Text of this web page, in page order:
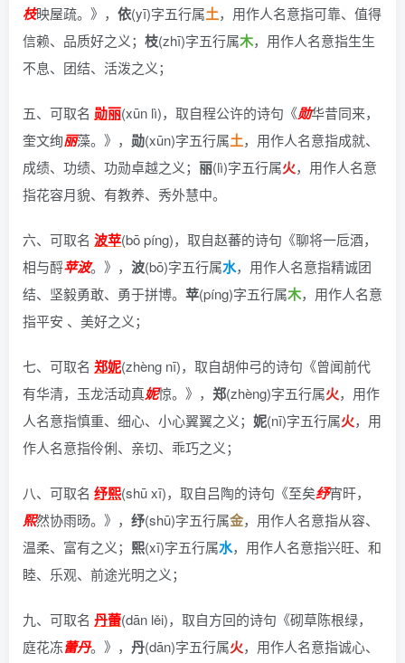
枝映屋疏。》 ， 依(yī)字五行属土，用作人名意指可靠、值得
信赖、品质好之义； 枝(zhī)字五行属木，用作人名意指生生
不息、团结、活泼之义；
五、可取名 勋丽(xūn lì)， 取自程公许的诗句《勋华昔同来，
奎文绚丽藻。》 ， 勋(xūn)字五行属土，用作人名意指成就、
成绩、功绩、功勋卓越之义； 丽(lì)字五行属火，用作人名意
指花容月貌、有教养、秀外慧中。
六、可取名 波苹(bō píng)， 取自赵蕃的诗句《聊将一卮酒，
相与酹苹波。》 ， 波(bō)字五行属水，用作人名意指精诚团
结、坚毅勇敢、勇于拼博。 苹(píng)字五行属木，用作人名意
指平安 、美好之义；
七、可取名 郑妮(zhèng nī)， 取自胡仲弓的诗句《曾闻前代
有华清，玉龙活动真妮惊。》 ， 郑(zhèng)字五行属火，用作
人名意指慎重、细心、小心翼翼之义； 妮(nī)字五行属火，用
作人名意指伶俐、亲切、乖巧之义；
八、可取名 纾熙(shū xī)， 取自吕陶的诗句《至矣纾宵旰，
熙然协雨旸。》 ， 纾(shū)字五行属金，用作人名意指从容、
温柔、富有之义； 熙(xī)字五行属水，用作人名意指兴旺、和
睦、乐观、前途光明之义；
九、可取名 丹蕾(dān lěi)， 取自方回的诗句《砌草陈根绿，
庭花冻蕾丹。》 ， 丹(dān)字五行属火，用作人名意指诚心、